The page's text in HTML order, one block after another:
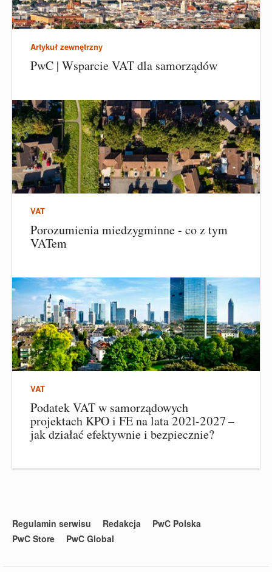
Artykuł zewnętrzny
PwC | Wsparcie VAT dla samorządów
VAT
Porozumienia miedzygminne - co z tym
VATem
VAT
Podatek VAT w samorządowych
projektach KPO i FE na lata 2021-2027 –
jak działać efektywnie i bezpiecznie?
Regulamin serwisu Redakcja
PwC Polska
PwC Store
PwC Global